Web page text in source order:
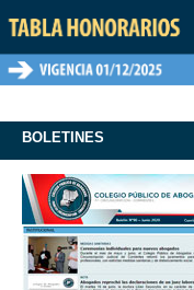
BOLETINES